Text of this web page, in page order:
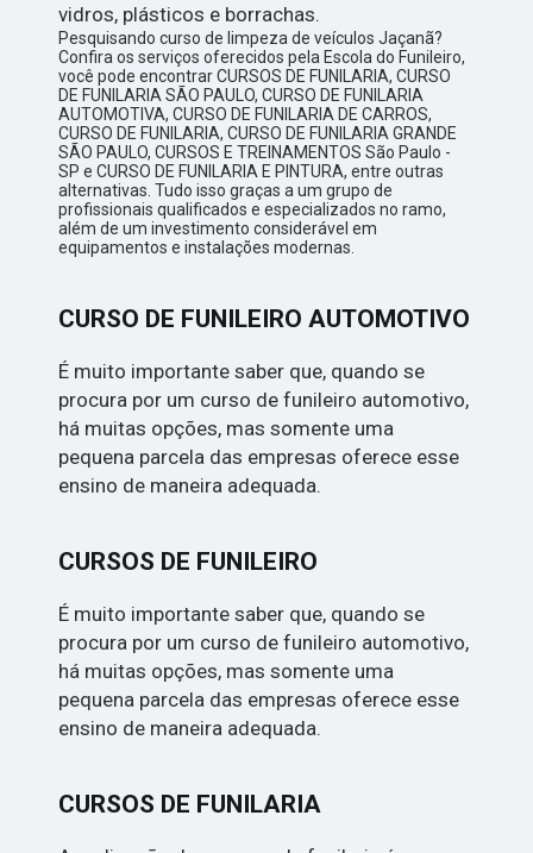
vidros, plásticos e borrachas.
Pesquisando curso de limpeza de veículos Jaçanã?
Confira os serviços oferecidos pela Escola do Funileiro,
você pode encontrar CURSOS DE FUNILARIA, CURSO
DE FUNILARIA SÃO PAULO, CURSO DE FUNILARIA
AUTOMOTIVA, CURSO DE FUNILARIA DE CARROS,
CURSO DE FUNILARIA, CURSO DE FUNILARIA GRANDE
SÃO PAULO, CURSOS E TREINAMENTOS São Paulo -
SP e CURSO DE FUNILARIA E PINTURA, entre outras
alternativas. Tudo isso graças a um grupo de
profissionais qualificados e especializados no ramo,
além de um investimento considerável em
equipamentos e instalações modernas.
CURSO DE FUNILEIRO AUTOMOTIVO
É muito importante saber que, quando se
procura por um curso de funileiro automotivo,
há muitas opções, mas somente uma
pequena parcela das empresas oferece esse
ensino de maneira adequada.
CURSOS DE FUNILEIRO
É muito importante saber que, quando se
procura por um curso de funileiro automotivo,
há muitas opções, mas somente uma
pequena parcela das empresas oferece esse
ensino de maneira adequada.
CURSOS DE FUNILARIA